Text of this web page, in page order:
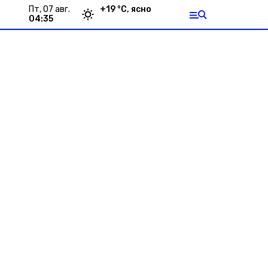
пт, 07 авг.
04:35
+19 °С, ясно